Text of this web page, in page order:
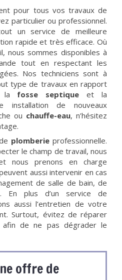
pour tous vos travaux de
particulier ou professionnel.
un service de meilleure
rapide et très efficace. Où
nous sommes disponibles à
tout en respectant les
Nos techniciens sont à
type de travaux en rapport
fosse septique et la
installation de nouveaux
ou chauffe-eau, n’hésitez
plomberieprofessionnelle.
le champ de travail, nous
nous prenons en charge
aussi intervenir en cas
de salle de bain, de
En plus d’un service de
aussi l’entretien de votre
Surtout, évitez de réparer
afin de ne pas dégrader le
offre de